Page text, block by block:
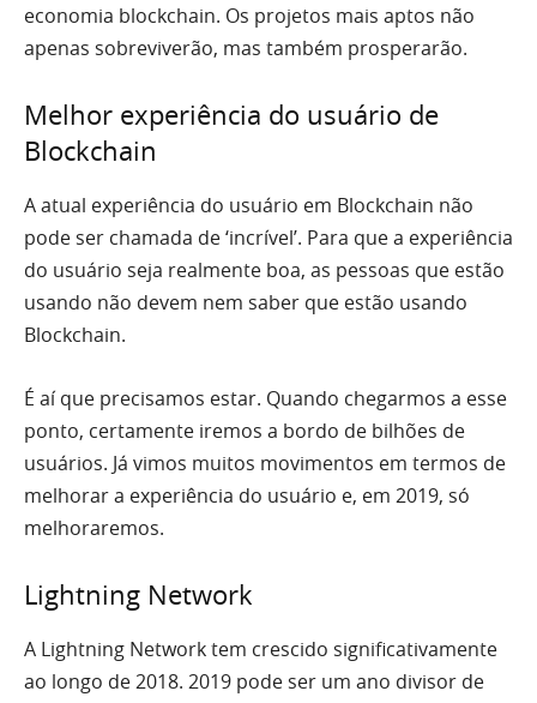
economia blockchain. Os projetos mais aptos não
apenas sobreviverão, mas também prosperarão.
Melhor experiência do usuário de
Blockchain
A atual experiência do usuário em Blockchain não
pode ser chamada de ‘incrível’. Para que a experiência
do usuário seja realmente boa, as pessoas que estão
usando não devem nem saber que estão usando
Blockchain.
É aí que precisamos estar. Quando chegarmos a esse
ponto, certamente iremos a bordo de bilhões de
usuários. Já vimos muitos movimentos em termos de
melhorar a experiência do usuário e, em 2019, só
melhoraremos.
Lightning Network
A Lightning Network tem crescido significativamente
ao longo de 2018. 2019 pode ser um ano divisor de